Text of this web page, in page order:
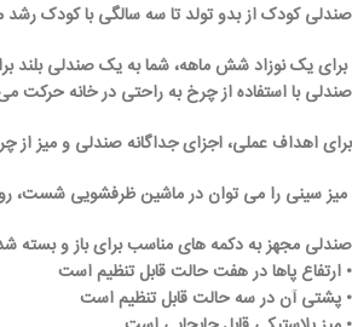
صندلی کودک از بدو تولد تا سه سالگی با کودک رشد
برای یک نوزاد شش ماهه، شما به یک صندلی بلند
صندلی با استفاده از چرخ به راحتی در خانه
برای اهداف عملی، اجزای جداگانه صندلی و میز از
میز سینی را می توان در ماشین ظرفشویی شست،
صندلی مجهز به دکمه های مناسب برای باز و بسته
• ارتفاع پاها در هفت حالت قابل تنظیم است
• پشتی آن در سه حالت قابل تنظیم است